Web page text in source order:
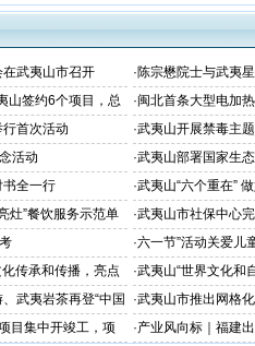
武夷山市召开 ·陈宗懋院士与武夷
山签约6个项目，总
·闽北首条大型电加
建成并顺利通过福
首次活动 ·武夷山开展禁毒主
活动 ·武夷山部署国家生
书全一行 ·武夷山“六个重在”
灶”餐饮服务示范单
·武夷山市社保中心
·六一节”活动关爱儿
传承和传播，亮点
·武夷山“世界文化和
武夷岩茶再登“中国
·武夷山市推出网格
目集中开竣工，项
·产业风向标｜福建